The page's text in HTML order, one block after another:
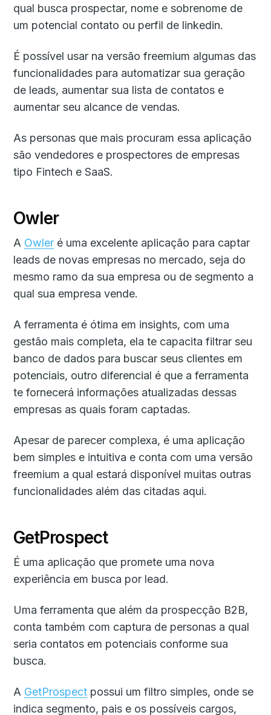
qual busca prospectar, nome e sobrenome de
um potencial contato ou perfil de linkedin.
É possível usar na versão freemium algumas das
funcionalidades para automatizar sua geração
de leads, aumentar sua lista de contatos e
aumentar seu alcance de vendas.
As personas que mais procuram essa aplicação
são vendedores e prospectores de empresas
tipo Fintech e SaaS.
Owler
A Owler é uma excelente aplicação para captar
leads de novas empresas no mercado, seja do
mesmo ramo da sua empresa ou de segmento a
qual sua empresa vende.
A ferramenta é ótima em insights, com uma
gestão mais completa, ela te capacita filtrar seu
banco de dados para buscar seus clientes em
potenciais, outro diferencial é que a ferramenta
te fornecerá informações atualizadas dessas
empresas as quais foram captadas.
Apesar de parecer complexa, é uma aplicação
bem simples e intuitiva e conta com uma versão
freemium a qual estará disponível muitas outras
funcionalidades além das citadas aqui.
GetProspect
É uma aplicação que promete uma nova
experiência em busca por lead.
Uma ferramenta que além da prospecção B2B,
conta também com captura de personas a qual
seria contatos em potenciais conforme sua
busca.
A GetProspect possui um filtro simples, onde se
indica segmento, pais e os possíveis cargos,